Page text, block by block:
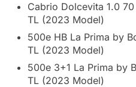
Cabrio Dolcevita 1.0 70
TL (2023 Model)
500e HB La Prima by
TL (2023 Model)
500e 3+1 La Prima by
TL (2023 Model)